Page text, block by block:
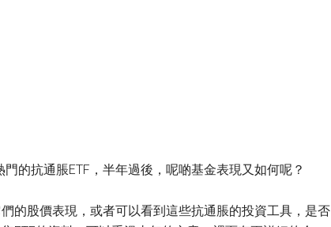
的抗通脹ETF，半年過後，呢啲基金表現又如何呢？
的股價表現，或者可以看到這些抗通脹的投資工具，是否